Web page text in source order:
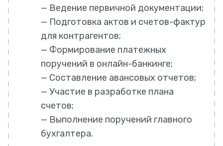
— Ведение первичной документации;
— Подготовка актов и счетов-фактур
для контрагентов;
— Формирование платежных
поручений в онлайн-банкинге;
— Составление авансовых отчетов;
— Участие в разработке плана
счетов;
— Выполнение поручений главного
бухгалтера.